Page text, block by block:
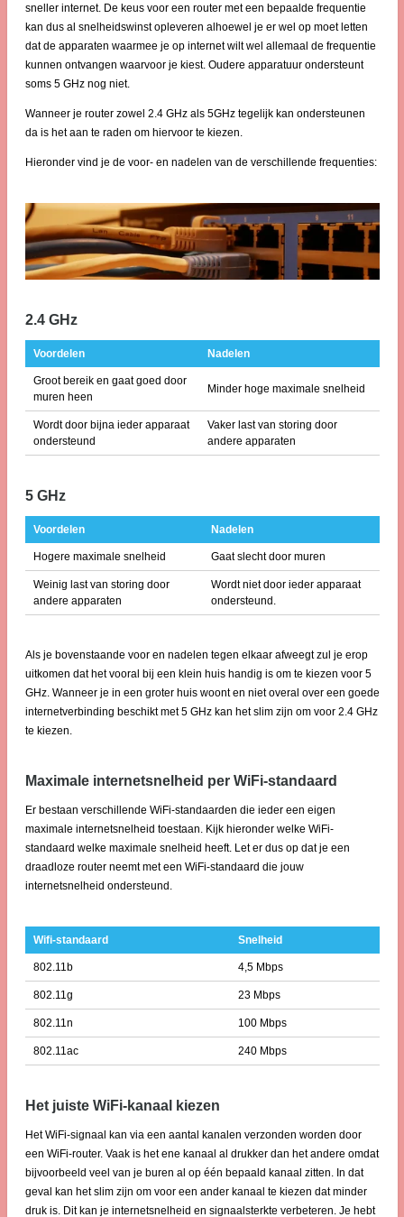
sneller internet. De keus voor een router met een bepaalde frequentie
kan dus al snelheidswinst opleveren alhoewel je er wel op moet letten
dat de apparaten waarmee je op internet wilt wel allemaal de frequentie
kunnen ontvangen waarvoor je kiest. Oudere apparatuur ondersteunt
soms 5 GHz nog niet.
Wanneer je router zowel 2.4 GHz als 5GHz tegelijk kan ondersteunen
da is het aan te raden om hiervoor te kiezen.
Hieronder vind je de voor- en nadelen van de verschillende frequenties:
2.4 GHz
Voordelen Nadelen
Groot bereik en gaat goed door
muren heen
Minder hoge maximale snelheid
Wordt door bijna ieder apparaat
ondersteund
Vaker last van storing door
andere apparaten
5 GHz
Voordelen Nadelen
Hogere maximale snelheid Gaat slecht door muren
Weinig last van storing door
andere apparaten
Wordt niet door ieder apparaat
ondersteund.
Als je bovenstaande voor en nadelen tegen elkaar afweegt zul je erop
uitkomen dat het vooral bij een klein huis handig is om te kiezen voor 5
GHz. Wanneer je in een groter huis woont en niet overal over een goede
internetverbinding beschikt met 5 GHz kan het slim zijn om voor 2.4 GHz
te kiezen.
Maximale internetsnelheid per WiFi-standaard
Er bestaan verschillende WiFi-standaarden die ieder een eigen
maximale internetsnelheid toestaan. Kijk hieronder welke WiFi-
standaard welke maximale snelheid heeft. Let er dus op dat je een
draadloze router neemt met een WiFi-standaard die jouw
internetsnelheid ondersteund.
Wifi-standaard Snelheid
802.11b 4,5 Mbps
802.11g 23 Mbps
802.11n 100 Mbps
802.11ac 240 Mbps
Het juiste WiFi-kanaal kiezen
Het WiFi-signaal kan via een aantal kanalen verzonden worden door
een WiFi-router. Vaak is het ene kanaal al drukker dan het andere omdat
bijvoorbeeld veel van je buren al op één bepaald kanaal zitten. In dat
geval kan het slim zijn om voor een ander kanaal te kiezen dat minder
druk is. Dit kan je internetsnelheid en signaalsterkte verbeteren. Je hebt